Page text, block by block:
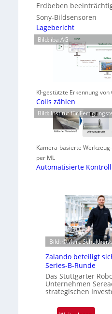
Erdbeben
Sony-Bildsensoren
Lagebericht
Bild: iba AG
KI-gestützte Erkennung
Coils zählen
Bild: Institut für
Kamera-basierte
per ML
Automatisierte
Bild: ©Marc
Zalando beteiligt
Series-B-Runde
Das Stuttgarter
Unternehmen
strategischen